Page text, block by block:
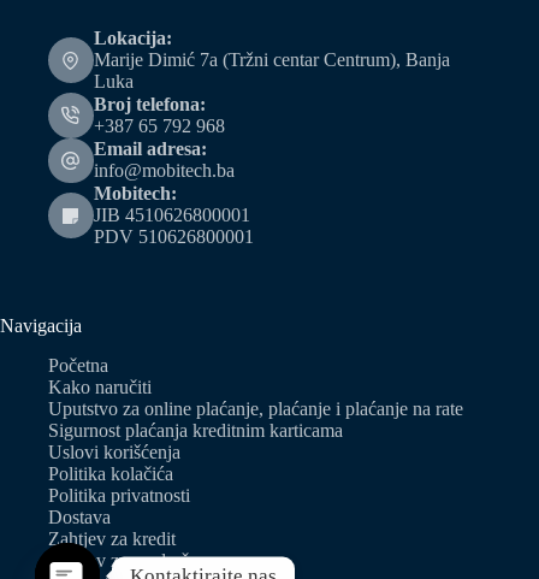
Lokacija:
Marije Dimić 7a (Tržni centar Centrum), Banja
Luka
Broj telefona:
+387 65 792 968
Email adresa:
info@mobitech.ba
Mobitech:
JIB 4510626800001
PDV 510626800001
Navigacija
Početna
Kako naručiti
Uputstvo za online plaćanje, plaćanje i plaćanje na rate
Sigurnost plaćanja kreditnim karticama
Uslovi korišćenja
Politika kolačića
Politika privatnosti
Dostava
Zahtjev za kredit
Zahtjev za predračun